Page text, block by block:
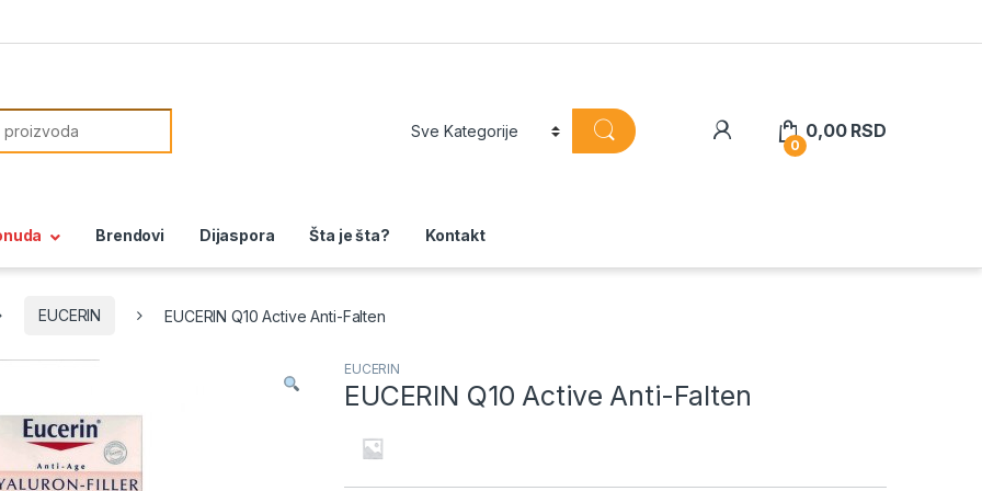
0
0,00 RSD
Brendovi Dijaspora Šta je šta? Kontakt
EUCERIN EUCERIN Q10 Active Anti-Falten
EUCERIN
EUCERIN Q10 Active Anti-Falten